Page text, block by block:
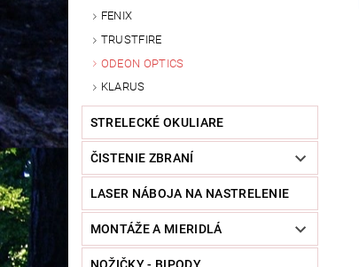
FENIX
TRUSTFIRE
ODEON OPTICS
KLARUS
STRELECKÉ OKULIARE
ČISTENIE ZBRANÍ
LASER NÁBOJA NA NASTRELENIE
MONTÁŽE A MIERIDLÁ